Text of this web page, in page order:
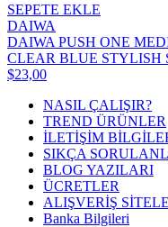
SEPETE EKLE
DAIWA
DAIWA PUSH ONE
CLEAR BLUE STYLISH
$23,00
NASIL ÇALIŞIR?
TREND ÜRÜNLER
İLETİŞİM
SIKÇA
BLOG YAZILARI
ÜCRETLER
ALIŞVERİŞ
Banka Bilgileri